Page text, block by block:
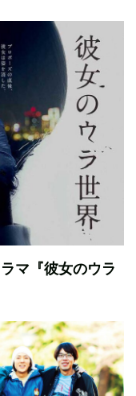
マ『彼女のウラ